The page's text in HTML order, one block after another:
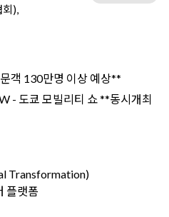
회),
객 130만명 이상 예상**
- 도쿄 모빌리티 쇼 **동시개최
Transformation)
플랫폼